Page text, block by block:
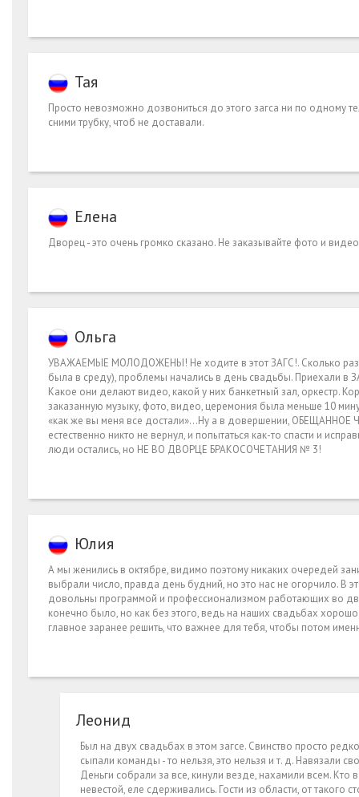
Тая
Просто невозможно дозвониться до этого загса ни по одному
сними трубку, чтоб не доставали.
Елена
Дворец - это очень громко сказано. Не заказывайте фото и
Ольга
УВАЖАЕМЫЕ МОЛОДОЖЕНЫ! Не ходите в этот ЗАГС!. Сколько раз
была в среду), проблемы начались в день свадьбы. Приехали в
Какое они делают видео, какой у них банкетный зал, оркестр.
заказанную музыку, фото, видео, церемония была меньше 10
«как же вы меня все достали»…Ну а в довершении,
естественно никто не вернул, и попытаться как-то спасти и
люди остались, но НЕ ВО ДВОРЦЕ БРАКОСОЧЕТАНИЯ № 3!
Юлия
А мы женились в октябре, видимо поэтому никаких очередей
выбрали число, правда день будний, но это нас не огорчило. В
довольны программой и профессионализмом работающих во
конечно было, но как без этого, ведь на наших свадьбах
главное заранее решить, что важнее для тебя, чтобы потом
Леонид
Был на двух свадьбах в этом загсе. Свинство просто
сыпали команды - то нельзя, это нельзя и т. д. Навязали
Деньги собрали за все, кинули везде, нахамили всем.
невестой, еле сдерживались. Гости из области, от такого